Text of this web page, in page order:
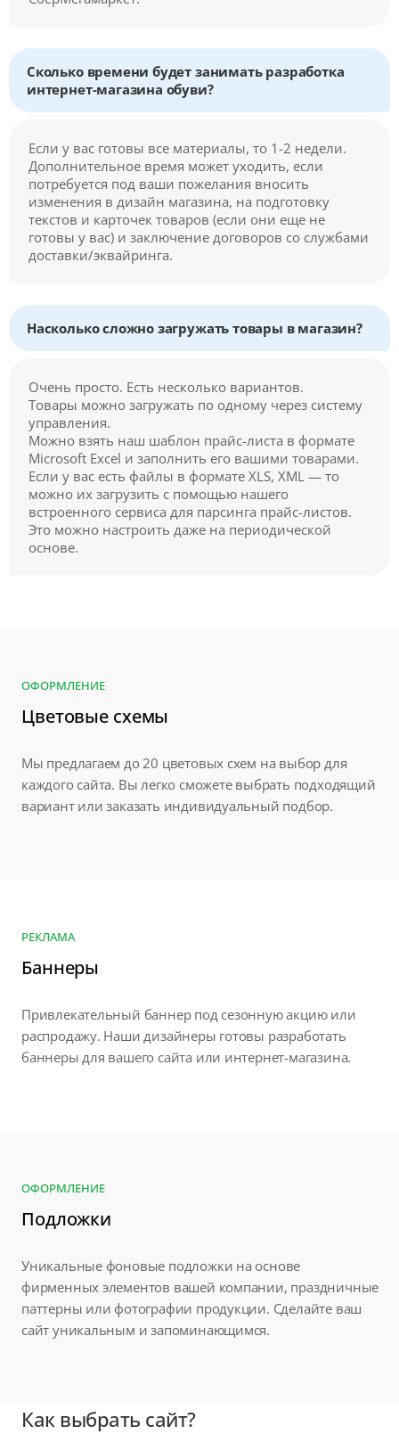
Сколько времени будет занимать разработка
интернет-магазина обуви?
Если у вас готовы все материалы, то 1-2 недели.
Дополнительное время может уходить, если
потребуется под ваши пожелания вносить
изменения в дизайн магазина, на подготовку
текстов и карточек товаров (если они еще не
готовы у вас) и заключение договоров со службами
доставки/эквайринга.
Насколько сложно загружать товары в магазин?
Очень просто. Есть несколько вариантов.
Товары можно загружать по одному через систему
управления.
Можно взять наш шаблон прайс-листа в формате
Microsoft Excel и заполнить его вашими товарами.
Если у вас есть файлы в формате XLS, XML — то
можно их загрузить с помощью нашего
встроенного сервиса для парсинга прайс-листов.
Это можно настроить даже на периодической
основе.
ОФОРМЛЕНИЕ
Цветовые схемы
Мы предлагаем до 20 цветовых схем на выбор для
каждого сайта. Вы легко сможете выбрать подходящий
вариант или заказать индивидуальный подбор.
РЕКЛАМА
Баннеры
Привлекательный баннер под сезонную акцию или
распродажу. Наши дизайнеры готовы разработать
баннеры для вашего сайта или интернет-магазина.
ОФОРМЛЕНИЕ
Подложки
Уникальные фоновые подложки на основе
фирменных элементов вашей компании, праздничные
паттерны или фотографии продукции. Сделайте ваш
сайт уникальным и запоминающимся.
Как выбрать сайт?